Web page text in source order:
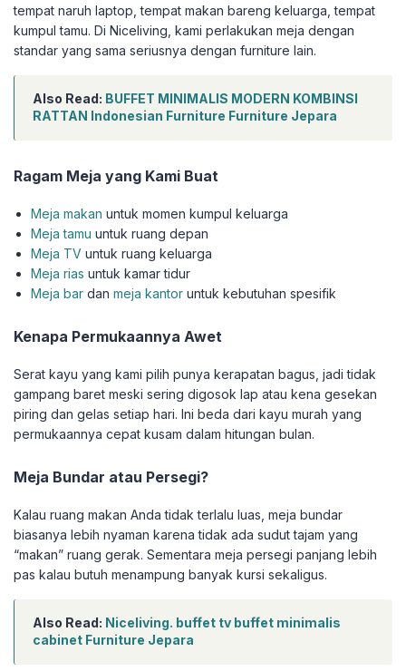
tempat naruh laptop, tempat makan bareng keluarga, tempat
kumpul tamu. Di Niceliving, kami perlakukan meja dengan
standar yang sama seriusnya dengan furniture lain.
Also Read: BUFFET MINIMALIS MODERN KOMBINSI
RATTAN Indonesian Furniture Furniture Jepara
Ragam Meja yang Kami Buat
Meja makan untuk momen kumpul keluarga
Meja tamu untuk ruang depan
Meja TV untuk ruang keluarga
Meja rias untuk kamar tidur
Meja bar danmeja kantor untuk kebutuhan spesifik
Kenapa Permukaannya Awet
Serat kayu yang kami pilih punya kerapatan bagus, jadi tidak
gampang baret meski sering digosok lap atau kena gesekan
piring dan gelas setiap hari. Ini beda dari kayu murah yang
permukaannya cepat kusam dalam hitungan bulan.
Meja Bundar atau Persegi?
Kalau ruang makan Anda tidak terlalu luas, meja bundar
biasanya lebih nyaman karena tidak ada sudut tajam yang
“makan” ruang gerak. Sementara meja persegi panjang lebih
pas kalau butuh menampung banyak kursi sekaligus.
Also Read: Niceliving. buffet tv buffet minimalis
cabinet Furniture Jepara